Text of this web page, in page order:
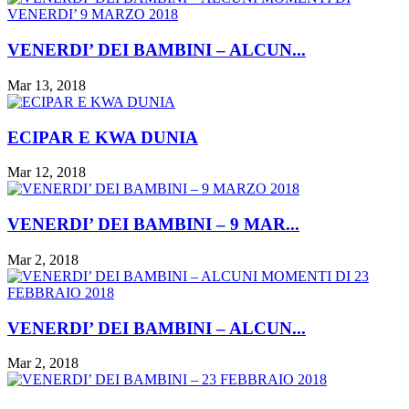
VENERDI’ DEI BAMBINI – ALCUN...
Mar 13, 2018
ECIPAR E KWA DUNIA
Mar 12, 2018
VENERDI’ DEI BAMBINI – 9 MAR...
Mar 2, 2018
VENERDI’ DEI BAMBINI – ALCUN...
Mar 2, 2018